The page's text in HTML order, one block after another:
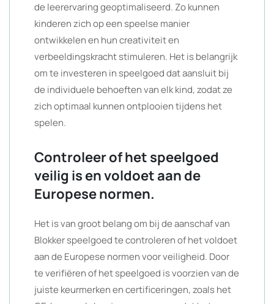
de leerervaring geoptimaliseerd. Zo kunnen
kinderen zich op een speelse manier
ontwikkelen en hun creativiteit en
verbeeldingskracht stimuleren. Het is belangrijk
om te investeren in speelgoed dat aansluit bij
de individuele behoeften van elk kind, zodat ze
zich optimaal kunnen ontplooien tijdens het
spelen.
Controleer of het speelgoed
veilig is en voldoet aan de
Europese normen.
Het is van groot belang om bij de aanschaf van
Blokker speelgoed te controleren of het voldoet
aan de Europese normen voor veiligheid. Door
te verifiëren of het speelgoed is voorzien van de
juiste keurmerken en certificeringen, zoals het